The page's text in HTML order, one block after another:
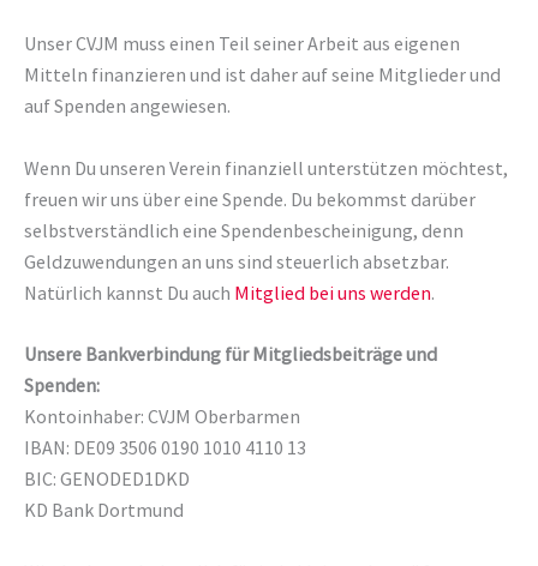
Unser CVJM muss einen Teil seiner Arbeit aus eigenen
Mitteln finanzieren und ist daher auf seine Mitglieder und
auf Spenden angewiesen.
Wenn Du unseren Verein finanziell unterstützen möchtest,
freuen wir uns über eine Spende. Du bekommst darüber
selbstverständlich eine Spendenbescheinigung, denn
Geldzuwendungen an uns sind steuerlich absetzbar.
Natürlich kannst Du auch Mitglied bei uns werden.
Unsere Bankverbindung für Mitgliedsbeiträge und
Spenden:
Kontoinhaber: CVJM Oberbarmen
IBAN: DE09 3506 0190 1010 4110 13
BIC: GENODED1DKD
KD Bank Dortmund